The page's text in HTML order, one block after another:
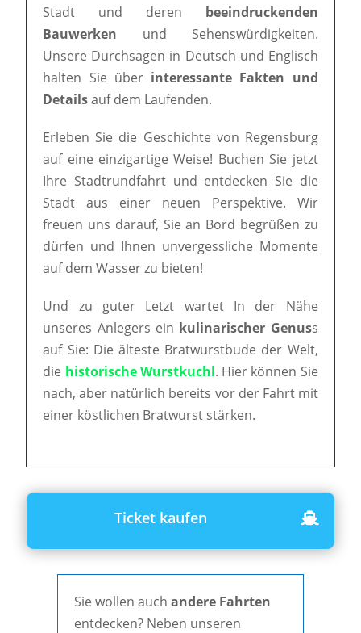
Stadt und deren beeindruckenden
Bauwerken und Sehenswürdigkeiten.
Unsere Durchsagen in Deutsch und Englisch
halten Sie über interessante Fakten und
Detailsauf dem Laufenden.
Erleben Sie die Geschichte von Regensburg
auf eine einzigartige Weise! Buchen Sie jetzt
Ihre Stadtrundfahrt und entdecken Sie die
Stadt aus einer neuen Perspektive. Wir
freuen uns darauf, Sie an Bord begrüßen zu
dürfen und Ihnen unvergessliche Momente
auf dem Wasser zu bieten!
Und zu guter Letzt wartet In der Nähe
unseres Anlegers ein kulinarischer Genuss
auf Sie: Die älteste Bratwurstbude der Welt,
die historische Wurstkuchl. Hier können Sie
nach, aber natürlich bereits vor der Fahrt mit
einer köstlichen Bratwurst stärken.
Ticket kaufen
Sie wollen auch andere Fahrten
entdecken? Neben unseren